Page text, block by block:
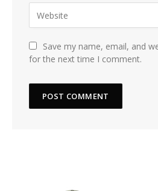
Save my name, email, and
for the next time I comment.